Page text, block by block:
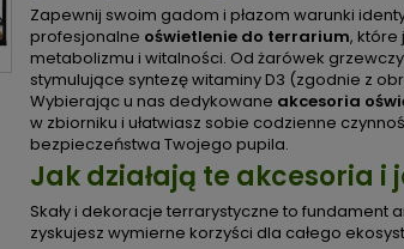
Zapewnij swoim gadom i płazom warunki
profesjonalne oświetlenie do terrarium, które
metabolizmu i witalności. Od żarówek
stymulujące syntezę witaminy D3 (zgodnie z
Wybierając u nas dedykowane akcesoria
w zbiorniku i ułatwiasz sobie codzienne
bezpieczeństwa Twojego pupila.
Jak działają te akcesoria i
Skały i dekoracje terrarystyczne to fundament
zyskujesz wymierne korzyści dla całego